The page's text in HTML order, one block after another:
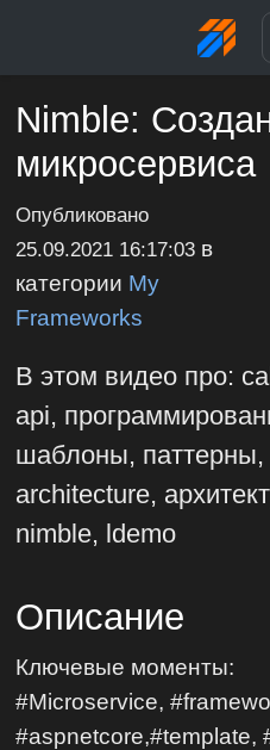
Nimble:
микросервиса
Опубликовано
25.09.2021 16:17:03 в
категории My
Frameworks
В этом видео про:
api,
шаблоны, паттерны,
architecture,
nimble, ldemo
Описание
Ключевые моменты:
#Microservice,
#aspnetcore,#template,